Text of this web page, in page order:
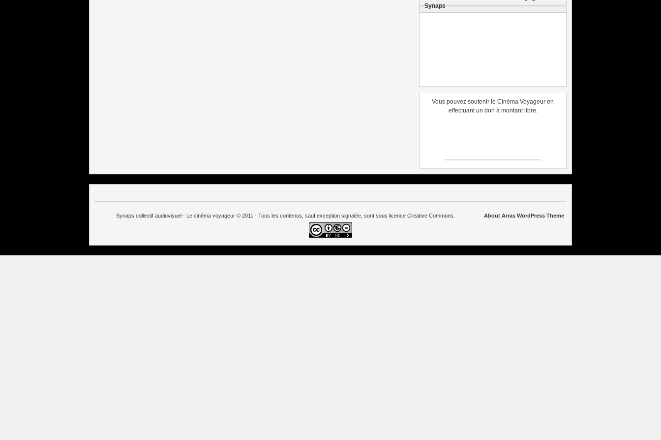
Synaps
Vous pouvez soutenir le Cinéma Voyageur en
effectuant un don à montant libre.
About Arras WordPress Theme
Synaps collectif audiovisuel - Le cinéma voyageur © 2011 - Tous les contenus, sauf exception signalée, sont sous licence Creative Commons